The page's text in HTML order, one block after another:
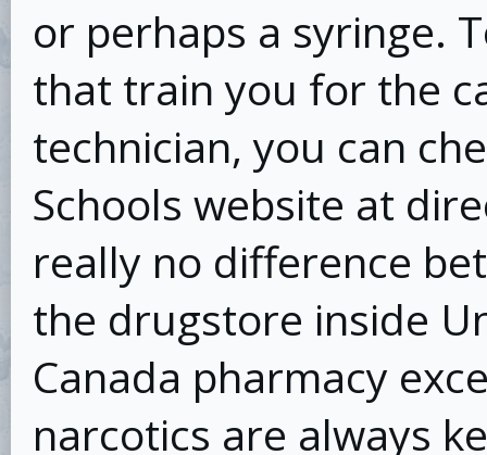
or perhaps a syringe.
that train you for the
technician, you can
Schools website at
really no difference
the drugstore inside
Canada pharmacy
narcotics are always